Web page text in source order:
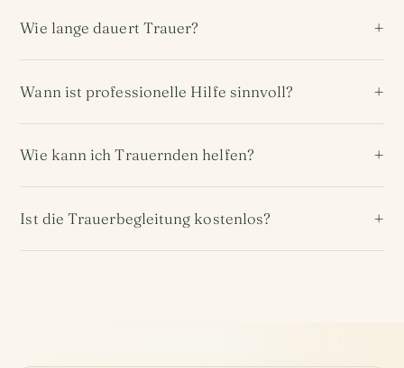
Wie lange dauert Trauer?
Wann ist professionelle Hilfe sinnvoll?
Wie kann ich Trauernden helfen?
Ist die Trauerbegleitung kostenlos?